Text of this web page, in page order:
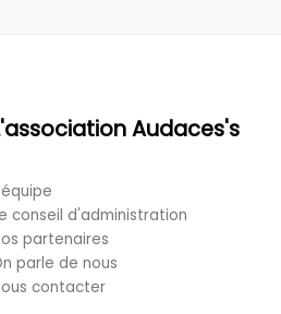
Audaces's
conseil d'administration
partenaires
parle de nous
contacter